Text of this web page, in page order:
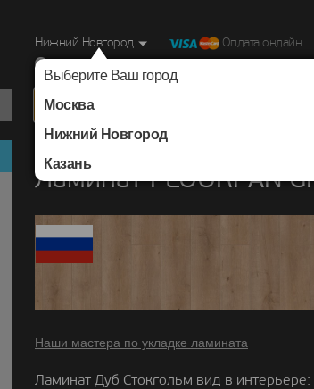
Нижний Новгород
Выберите Ваш город
Москва
Нижний Новгород
Казань
Оплата онлайн
г. Нижний Новгород, Ул. Республиканская д.43
Ламинат FLOORPAN
Наши мастера по укладке ламината
Ламинат Дуб Стокгольм вид в интерьере: